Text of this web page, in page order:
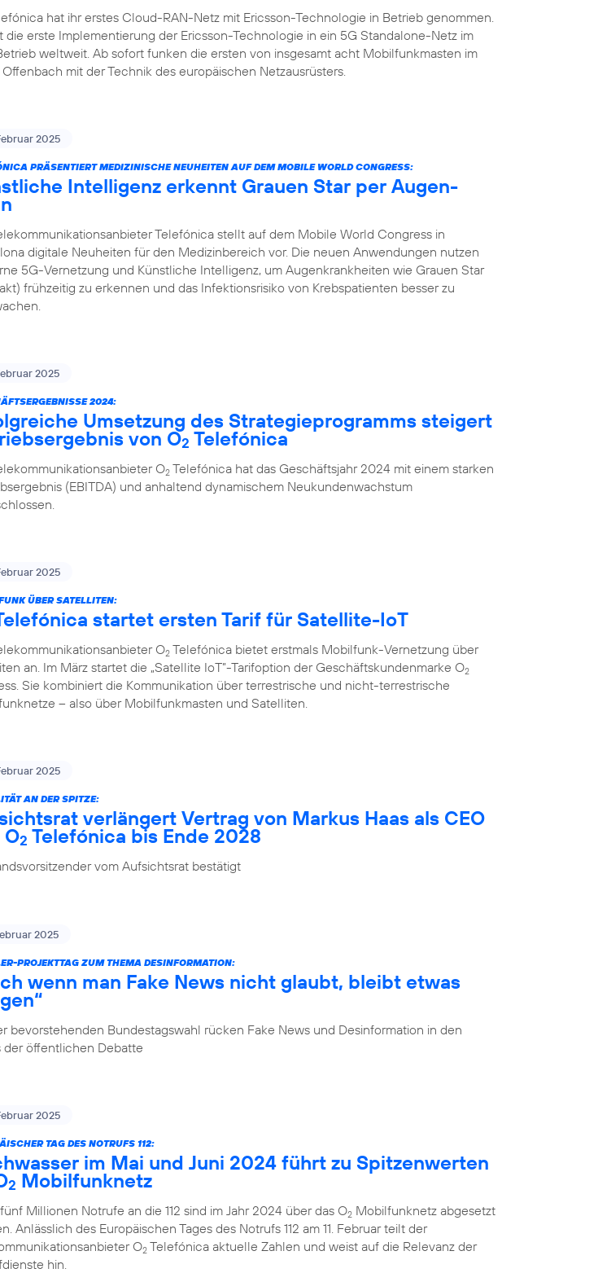
hat ihr erstes Cloud-RAN-Netz mit Ericsson-Technologie in Betrieb genommen.
die erste Implementierung der Ericsson-Technologie in ein 5G Standalone-Netz im
weltweit. Ab sofort funken die ersten von insgesamt acht Mobilfunkmasten im
Offenbach mit der Technik des europäischen Netzausrüsters.
2025
PRÄSENTIERT MEDIZINISCHE NEUHEITEN AUF DEM MOBILE WORLD CONGRESS:
Intelligenz erkennt Grauen Star per Augen-
Telefónica stellt auf dem Mobile World Congress in
digitale Neuheiten für den Medizinbereich vor. Die neuen Anwendungen nutzen
5G-Vernetzung und Künstliche Intelligenz, um Augenkrankheiten wie Grauen Star
frühzeitig zu erkennen und das Infektionsrisiko von Krebspatienten besser zu
2025
2024:
Umsetzung des Strategieprogramms steigert
von O2 Telefónica
O2 Telefónica hat das Geschäftsjahr 2024 mit einem starken
(EBITDA) und anhaltend dynamischem Neukundenwachstum
2025
ÜBER SATELLITEN:
startet ersten Tarif für Satellite-IoT
O2 Telefónica bietet erstmals Mobilfunk-Vernetzung über
an. Im März startet die „Satellite IoT”-Tarifoption der Geschäftskundenmarke O2
Sie kombiniert die Kommunikation über terrestrische und nicht-terrestrische
– also über Mobilfunkmasten und Satelliten.
2025
AN DER SPITZE:
verlängert Vertrag von Markus Haas als CEO
2 Telefónica bis Ende 2028
vom Aufsichtsrat bestätigt
2025
PROJEKTTAG ZUM THEMA DESINFORMATION:
wenn man Fake News nicht glaubt, bleibt etwas
bevorstehenden Bundestagswahl rücken Fake News und Desinformation in den
der öffentlichen Debatte
2025
TAG DES NOTRUFS 112:
im Mai und Juni 2024 führt zu Spitzenwerten
2 Mobilfunknetz
Millionen Notrufe an die 112 sind im Jahr 2024 über das O2 Mobilfunknetz abgesetzt
Anlässlich des Europäischen Tages des Notrufs 112 am 11. Februar teilt der
O2 Telefónica aktuelle Zahlen und weist auf die Relevanz der
hin.